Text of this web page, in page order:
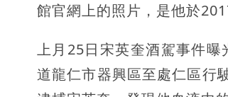
館官網上的照片，是他於
上月25日宋英奎酒駕事件
道龍仁市器興區至處仁區行